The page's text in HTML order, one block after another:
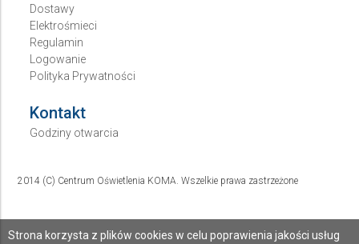
Strona korzysta z plików cookies w celu poprawienia jakości usług
Dostawy
Elektrośmieci
Regulamin
Logowanie
Polityka Prywatności
Kontakt
Godziny otwarcia
2014 (C) Centrum Oświetlenia KOMA. Wszelkie prawa zastrzeżone